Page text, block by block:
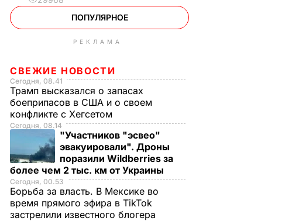
ПОПУЛЯРНОЕ
РЕКЛАМА
СВЕЖИЕ НОВОСТИ
Сегодня, 08.41
Трамп высказался о запасах
боеприпасов в США и о своем
конфликте с Хегсетом
Сегодня, 08.14
"Участников "эсвео"
эвакуировали". Дроны
поразили Wildberries за
более чем 2 тыс. км от Украины
Сегодня, 00.53
Борьба за власть. В Мексике во
время прямого эфира в TikTok
застрелили известного блогера